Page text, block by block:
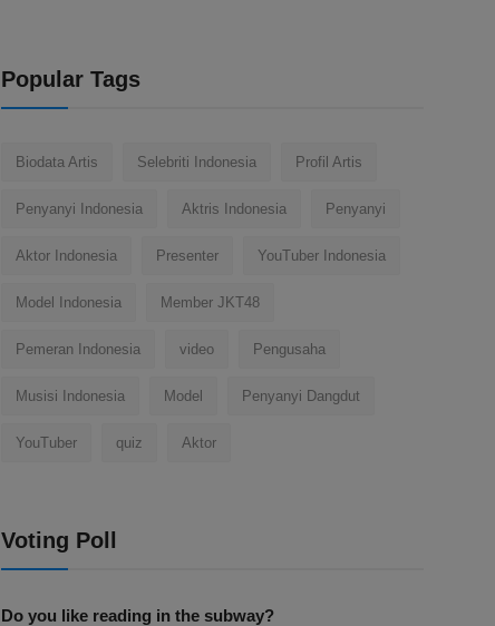
Popular Tags
Biodata Artis Selebriti Indonesia Profil Artis
Penyanyi Indonesia Aktris Indonesia Penyanyi
Aktor Indonesia Presenter YouTuber Indonesia
Model Indonesia Member JKT48
Pemeran Indonesia video Pengusaha
Musisi Indonesia Model Penyanyi Dangdut
YouTuber quiz Aktor
Voting Poll
Do you like reading in the subway?